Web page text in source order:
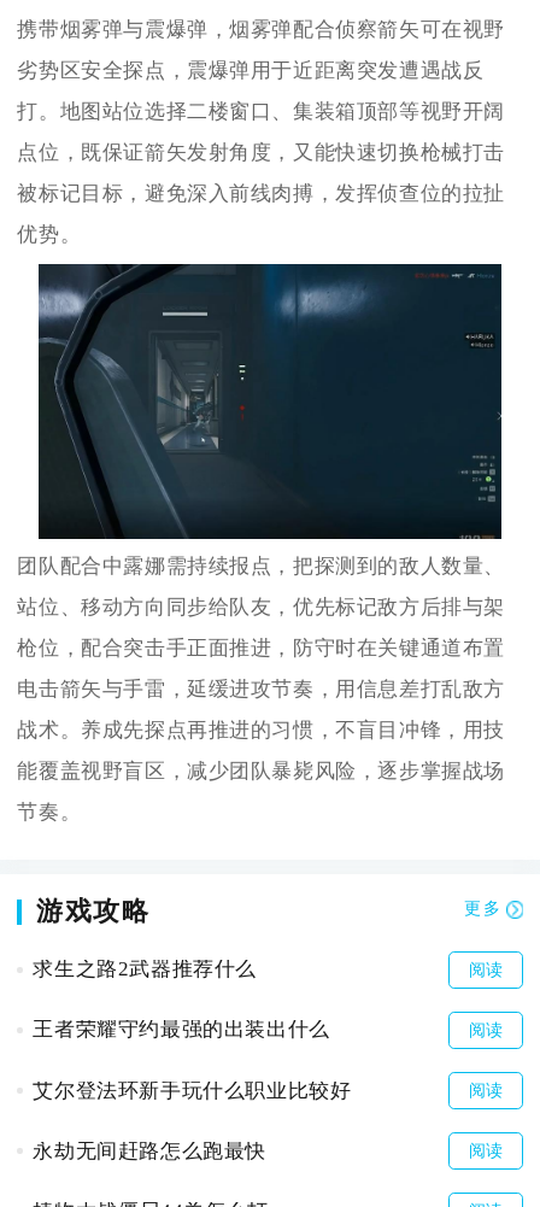
携带烟雾弹与震爆弹，烟雾弹配合侦察箭矢可在视野
劣势区安全探点，震爆弹用于近距离突发遭遇战反
打。地图站位选择二楼窗口、集装箱顶部等视野开阔
点位，既保证箭矢发射角度，又能快速切换枪械打击
被标记目标，避免深入前线肉搏，发挥侦查位的拉扯
优势。
团队配合中露娜需持续报点，把探测到的敌人数量、
站位、移动方向同步给队友，优先标记敌方后排与架
枪位，配合突击手正面推进，防守时在关键通道布置
电击箭矢与手雷，延缓进攻节奏，用信息差打乱敌方
战术。养成先探点再推进的习惯，不盲目冲锋，用技
能覆盖视野盲区，减少团队暴毙风险，逐步掌握战场
节奏。
游戏攻略 更多
求生之路2武器推荐什么 阅读
王者荣耀守约最强的出装出什么 阅读
艾尔登法环新手玩什么职业比较好 阅读
永劫无间赶路怎么跑最快 阅读